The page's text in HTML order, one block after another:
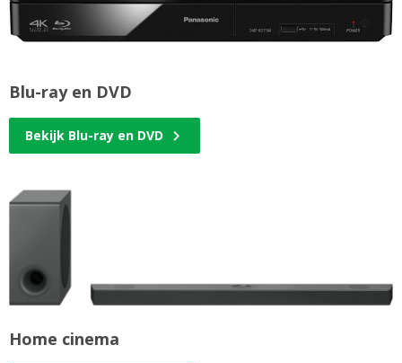
Blu-ray en DVD
Bekijk Blu-ray en DVD
Home cinema